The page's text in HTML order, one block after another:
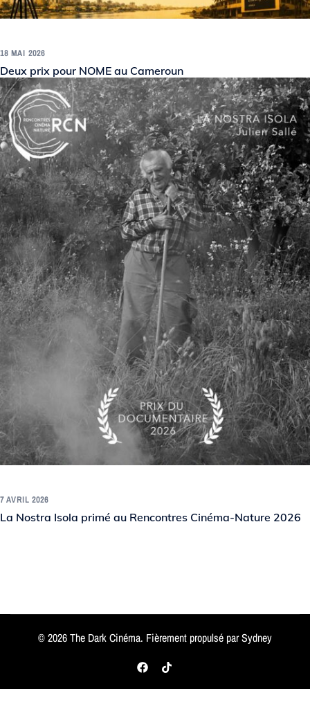
18 MAI 2026
Deux prix pour NOME au Cameroun
7 AVRIL 2026
La Nostra Isola primé au Rencontres Cinéma-Nature 2026
© 2026 The Dark Cinéma. Fièrement propulsé parSydney